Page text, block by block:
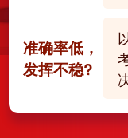
准确率低，
发挥不稳?